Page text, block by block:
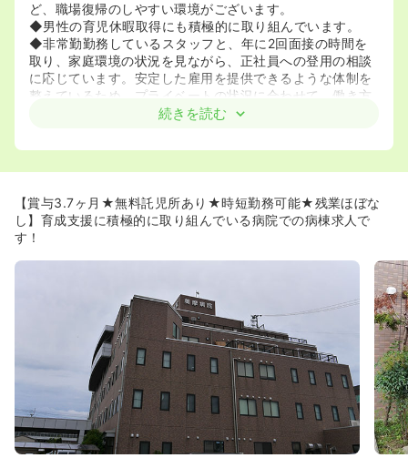
ど、職場復帰のしやすい環境がございます。
◆男性の育児休暇取得にも積極的に取り組んでいます。
◆非常勤勤務しているスタッフと、年に2回面接の時間を
取り、家庭環境の状況を見ながら、正社員への登用の相談
に応じています。安定した雇用を提供できるような体制を
整えているため、プライベートの状況に合わせて、働き方
が可能です。
◆病院に併設した「パンダ保育所」では、無料でお子様を
預かってもらえるだけでなく、遠足やミニ運動会など毎月
のように行事があり、お子様が楽しめる環境があります。
しまじろうや英語教育のビデをを見せてもらったりと、お
続きを読む
【賞与3.7ヶ月★無料託児所あり★時短勤務可能★残業ほぼな
し】育成支援に積極的に取り組んでいる病院での病棟求人で
す！